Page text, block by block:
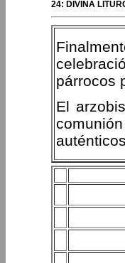
24: DIVINA
párrocos
El